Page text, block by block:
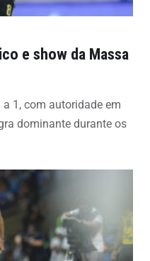
e show da Massa
1, com autoridade em
dominante durante os